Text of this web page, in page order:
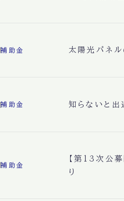
補助金 太陽光パネ
補助金 知らないと出
補助金
【第13次
り